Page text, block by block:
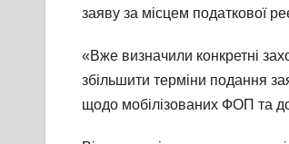
заяву за місцем податкової
«Вже визначили конкретні
збільшити терміни подання
щодо мобілізованих ФОП та